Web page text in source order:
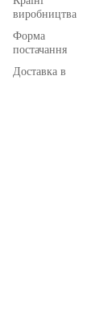
виробництва
Форма
постачання
Доставка в